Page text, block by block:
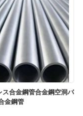
ス合金鋼管合金鋼空洞バ
金鋼管